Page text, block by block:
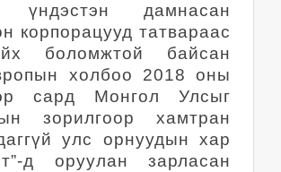
үндэстэн дамнасан
корпорацууд татвараас
боломжтой байсан
холбоо 2018 оны
сард Монгол Улсыг
зорилгоор хамтран
улс орнуудын хар
д оруулан зарласан